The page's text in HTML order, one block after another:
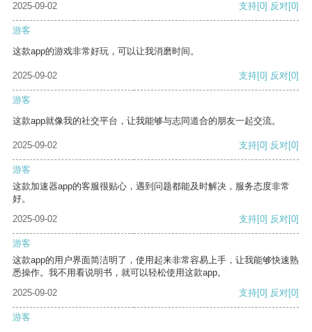
2025-09-02
支持[0] 反对[0]
游客
这款app的游戏非常好玩，可以让我消磨时间。
2025-09-02 支持[0] 反对[0]
游客
这款app就像我的社交平台，让我能够与志同道合的朋友一起交流。
2025-09-02 支持[0] 反对[0]
游客
这款加速器app的客服很贴心，遇到问题都能及时解决，服务态度非常
好。
2025-09-02
支持[0] 反对[0]
游客
这款app的用户界面简洁明了，使用起来非常容易上手，让我能够快速熟
悉操作。我不用看说明书，就可以轻松使用这款app。
2025-09-02
支持[0] 反对[0]
游客